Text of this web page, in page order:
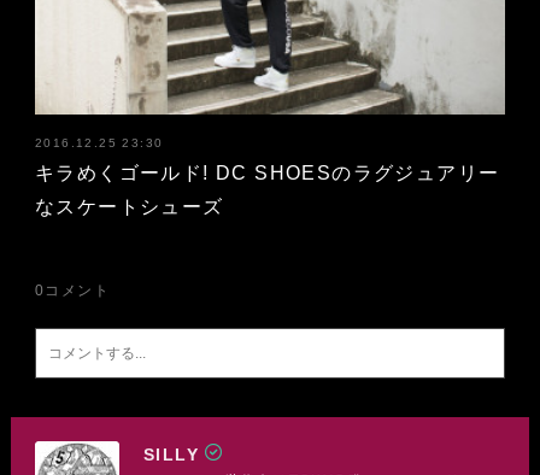
2016.12.25 23:30
キラめくゴールド! DC SHOESのラグジュアリー
なスケートシューズ
0 コメント
SILLY